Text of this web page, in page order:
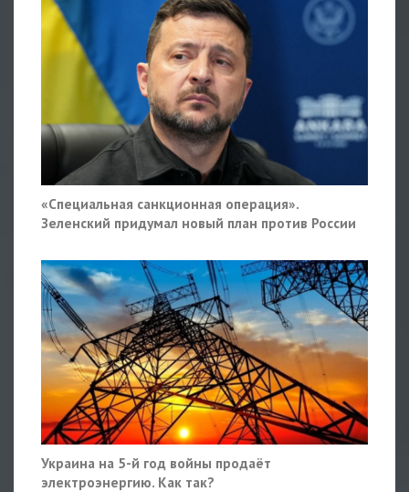
«Специальная санкционная операция».
Зеленский придумал новый план против России
Украина на 5-й год войны продаёт
электроэнергию. Как так?